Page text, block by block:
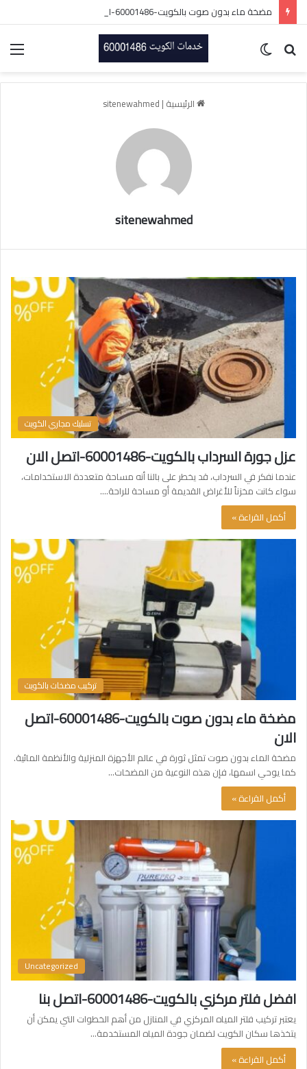
مضخة ماء بدون صوت بالكويت-60001486-اتصل الان
بحث
الرئيسية |
sitenewahmed
sitenewahmed
تسليك مجاري الكويت
عزل جورة السرداب بالكويت-60001486-اتصل الان
عندما نفكر في السرداب، قد يخطر على بالنا أنه مساحة متعددة الاستخدامات،
سواء كانت مخزناً للأغراض القديمة أو مساحة للراحة.…
أكمل القراءة »
تركيب مضخات بالكويت
مضخة ماء بدون صوت بالكويت-60001486-اتصل
الان
مضخة الماء بدون صوت تمثل ثورة في عالم الأجهزة المنزلية والأنظمة المائية.
كما يوحي اسمها، فإن هذه النوعية من المضخات…
أكمل القراءة »
Uncategorized
افضل فلتر مركزي بالكويت-60001486-اتصل بنا
يعتبر تركيب فلتر المياه المركزي في المنازل من أهم الخطوات التي يمكن أن
يتخذها سكان الكويت لضمان جودة المياه المستخدمة…
أكمل القراءة »